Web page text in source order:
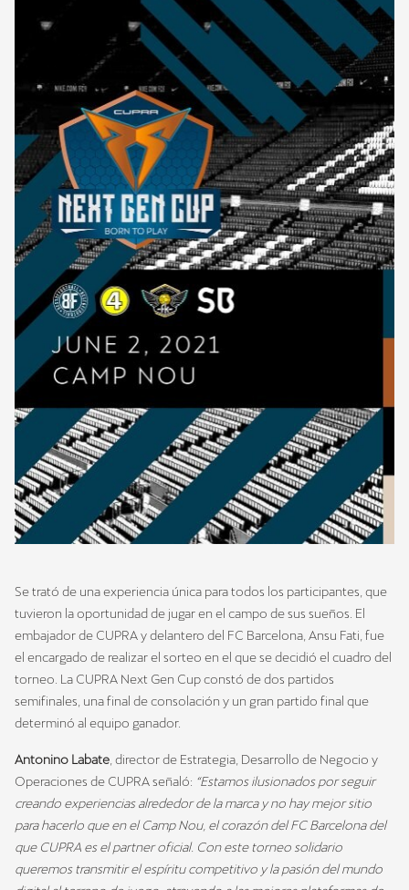
Se trató de una experiencia única para todos los participantes, que
tuvieron la oportunidad de jugar en el campo de sus sueños. El
embajador de CUPRA y delantero del FC Barcelona, Ansu Fati, fue
el encargado de realizar el sorteo en el que se decidió el cuadro del
torneo. La CUPRA Next Gen Cup constó de dos partidos
semifinales, una final de consolación y un gran partido final que
determinó al equipo ganador.
Antonino Labate , director de Estrategia, Desarrollo de Negocio y
Operaciones de CUPRA señaló: “Estamos ilusionados por seguir
creando experiencias alrededor de la marca y no hay mejor sitio
para hacerlo que en el Camp Nou, el corazón del FC Barcelona del
que CUPRA es el partner oficial. Con este torneo solidario
queremos transmitir el espíritu competitivo y la pasión del mundo